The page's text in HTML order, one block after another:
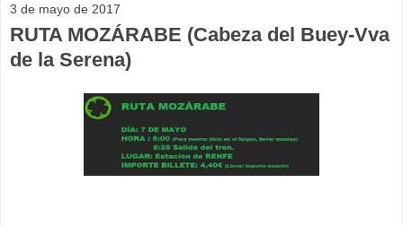
3 de mayo de 2017
RUTA MOZÁRABE (Cabeza del Buey-Vva
de la Serena)